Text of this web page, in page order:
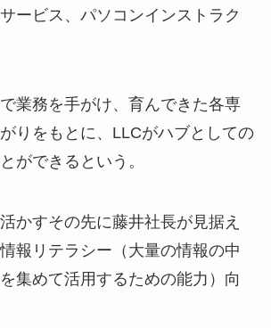
ービス、パソコンインストラク
業務を手がけ、育んできた各専
りをもとに、LLCがハブとしての
ができるという。
かすその先に藤井社長が見据え
報リテラシー（大量の情報の中
集めて活用するための能力）向